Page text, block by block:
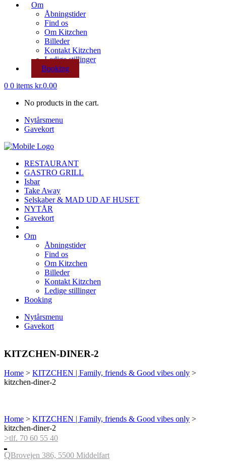
Om
Åbningstider
Find os
Om Kitzchen
Billeder
Kontakt Kitzchen
Ledige stillinger
Booking
0 0 items kr.0.00
No products in the cart.
Nytårsmenu
Gavekort
RESTAURANT
GASTRO GRILL
Isbar
Take Away
Selskaber & MAD UD AF HUSET
NYTÅR
Gavekort
Om
Åbningstider
Find os
Om Kitzchen
Billeder
Kontakt Kitzchen
Ledige stillinger
Booking
Nytårsmenu
Gavekort
KITZCHEN-DINER-2
Home > KITZCHEN | Family, friends & Good vibes only >
kitzchen-diner-2
Home > KITZCHEN | Family, friends & Good vibes only >
kitzchen-diner-2
tlf. 70 60 55 40
Brovejen 386, 5500 Middelfart